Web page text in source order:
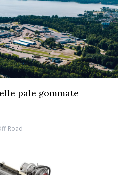
pale gommate
Road